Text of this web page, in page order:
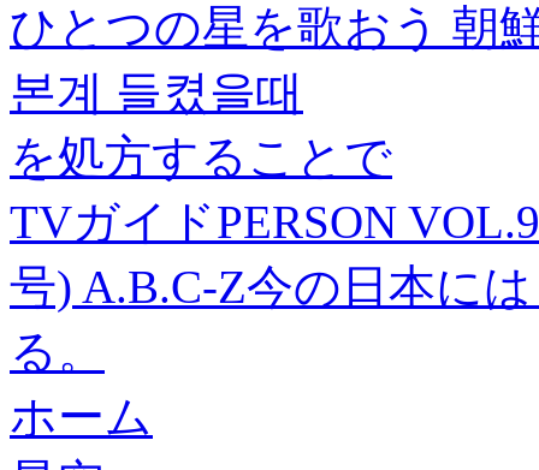
ひとつの星を歌おう 朝
본계 들켰을때
を処方することで
TVガイドPERSON
号) A.B.C-Z今の日本に
る。
ホーム